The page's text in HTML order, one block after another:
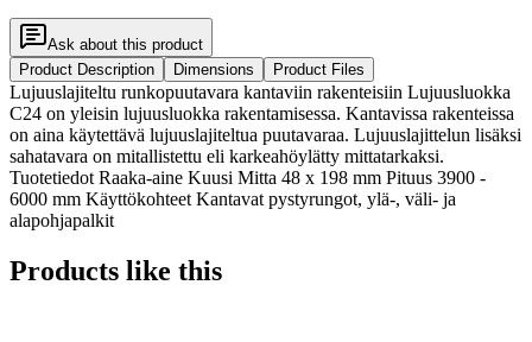
Ask about this product
Product Description
Dimensions Product Files
Lujuuslajiteltu runkopuutavara kantaviin rakenteisiin Lujuusluokka
C24 on yleisin lujuusluokka rakentamisessa. Kantavissa rakenteissa
on aina käytettävä lujuuslajiteltua puutavaraa. Lujuuslajittelun lisäksi
sahatavara on mitallistettu eli karkeahöylätty mittatarkaksi.
Tuotetiedot Raaka-aine Kuusi Mitta 48 x 198 mm Pituus 3900 -
6000 mm Käyttökohteet Kantavat pystyrungot, ylä-, väli- ja
alapohjapalkit
Products like this